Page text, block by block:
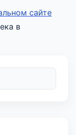
сайте
в